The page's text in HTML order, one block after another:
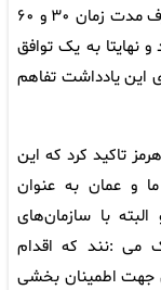
برای ما اهمیت اساسی دارد، گنجانده شود و ظرف مدت زمان ۳۰ و ۶۰
نهایتا به یک توافق
این یادداشت تفاهم
تاکید کرد که این
ما و عمان به عنوان
با سازمان‌های
می :نند که اقدام
جهت اطمینان بخشی